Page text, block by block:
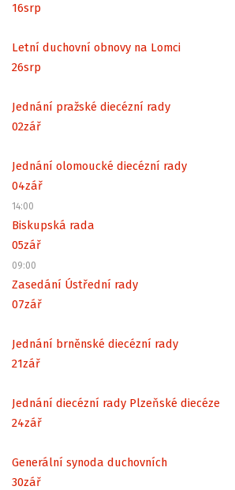
16srp
Letní duchovní obnovy na Lomci
26srp
Jednání pražské diecézní rady
02zář
Jednání olomoucké diecézní rady
04zář
14:00
Biskupská rada
05zář
09:00
Zasedání Ústřední rady
07zář
Jednání brněnské diecézní rady
21zář
Jednání diecézní rady Plzeňské diecéze
24zář
Generální synoda duchovních
30zář